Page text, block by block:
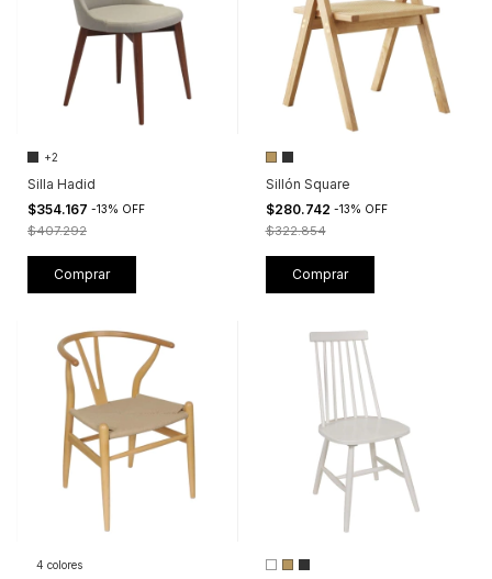
+2
Silla Hadid
$354.167 -13% OFF
$407.292
Comprar
Sillón Square
$280.742 -13% OFF
$322.854
Comprar
4 colores